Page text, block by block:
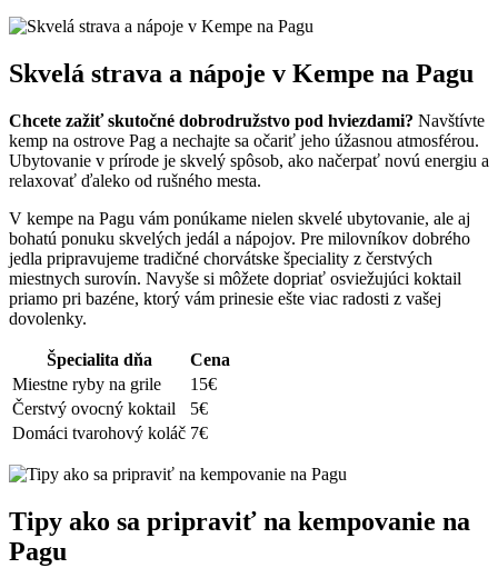
Skvelá strava a nápoje v Kempe na Pagu
Chcete zažiť skutočné dobrodružstvo pod hviezdami? Navštívte
kemp na ostrove Pag a nechajte sa očariť jeho úžasnou atmosférou.
Ubytovanie v prírode je skvelý spôsob, ako načerpať novú energiu a
relaxovať ďaleko od rušného mesta.
V kempe na Pagu vám ponúkame nielen skvelé ubytovanie, ale aj
bohatú ponuku skvelých jedál a nápojov. Pre milovníkov dobrého
jedla pripravujeme tradičné chorvátske špeciality z čerstvých
miestnych surovín. Navyše si môžete dopriať osviežujúci koktail
priamo pri bazéne, ktorý vám prinesie ešte viac radosti z vašej
dovolenky.
Špecialita dňa
Cena
Miestne ryby na grile
15€
Čerstvý ovocný koktail
5€
Domáci tvarohový koláč 7€
Tipy ako sa pripraviť na kempovanie na
Pagu